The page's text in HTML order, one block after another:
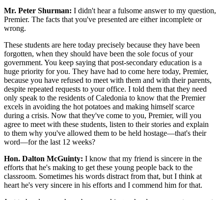
Mr. Peter Shurman: I didn't hear a fulsome answer to my question,
Premier. The facts that you've presented are either incomplete or
wrong.
These students are here today precisely because they have been
forgotten, when they should have been the sole focus of your
government. You keep saying that post-secondary education is a
huge priority for you. They have had to come here today, Premier,
because you have refused to meet with them and with their parents,
despite repeated requests to your office. I told them that they need
only speak to the residents of Caledonia to know that the Premier
excels in avoiding the hot potatoes and making himself scarce
during a crisis. Now that they've come to you, Premier, will you
agree to meet with these students, listen to their stories and explain
to them why you've allowed them to be held hostage—that's their
word—for the last 12 weeks?
Hon. Dalton McGuinty: I know that my friend is sincere in the
efforts that he's making to get these young people back to the
classroom. Sometimes his words distract from that, but I think at
heart he's very sincere in his efforts and I commend him for that.